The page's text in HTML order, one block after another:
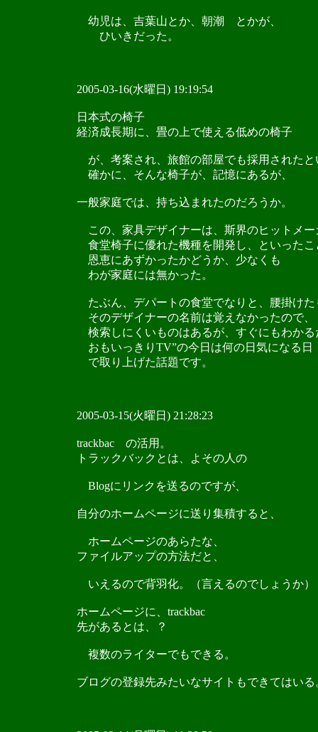
幼児は、吉葉山とか、朝潮 とかが、
ひいきだった。
2005-03-16(水曜日) 19:19:54
日本式の椅子
経済成長期に、畳の上で使える低めの椅子
が、考案され、旅館の部屋でも採用されたと
確かに、そんな椅子が、記憶にあるが、
一般家庭では、持ち込まれたのだろうか。
この、家具デザイナーは、斯界のヒットメー
食堂椅子に優れた機種を開発し、といったこ
恩恵にあずかったかどうか、少なくも
わが家庭には無かった。
たぶん、デパートの食堂でなりと、腰掛けた
そのデザイナーの名前は覚えなかったので、
検索しにくいものはあるが、すぐにもわかる
おもいっきりTV”の今日は何の日気になる日
で取り上げた話題です。
2005-03-15(火曜日) 21:28:23
trackbac の活用。
トラックバックとは、よその人の
Blogにリンクを送るのですが、
自分のホームページに送り集積すると、
ホームページのあらたな、
ファイルアップの方法だと、
いえるので背羽化。（言えるのでしょうか）
ホームページに、trackbac
先があるとは、？
複数のライターでもできる。
ブログの登録先みたいなサイトもできてはいる